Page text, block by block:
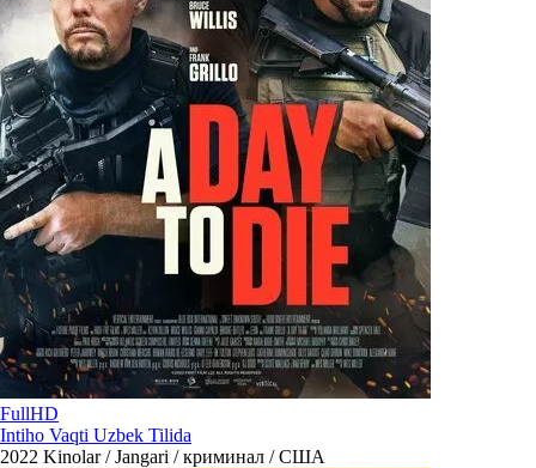
FullHD
Intiho Vaqti Uzbek Tilida
2022 Kinolar / Jangari / криминал / США